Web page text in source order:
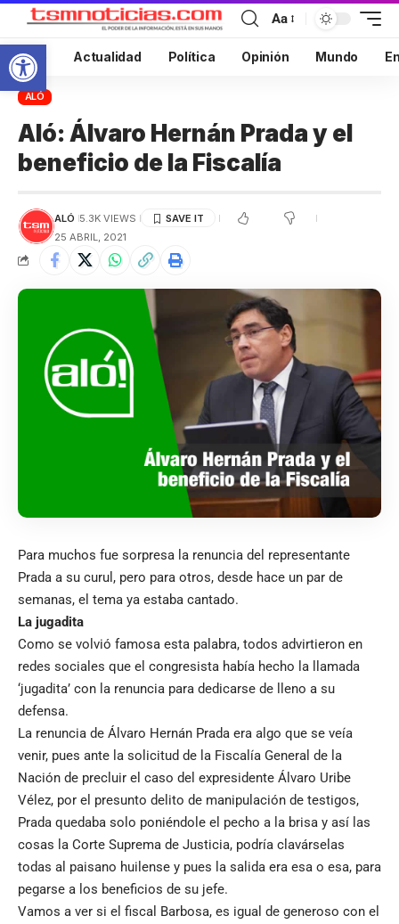
Abrir barra de herramientas
Aa
Inicio Actualidad Política Opinión Mundo
ALÓ
Aló: Álvaro Hernán Prada y el
beneficio de la Fiscalía
ALÓ 5.3K VIEWS
25 ABRIL, 2021
Para muchos fue sorpresa la renuncia del representante
Prada a su curul, pero para otros, desde hace un par de
semanas, el tema ya estaba cantado.
La jugadita
Como se volvió famosa esta palabra, todos advirtieron en
redes sociales que el congresista había hecho la llamada
‘jugadita’ con la renuncia para dedicarse de lleno a su
defensa.
La renuncia de Álvaro Hernán Prada era algo que se veía
venir, pues ante la solicitud de la Fiscalía General de la
Nación de precluir el caso del expresidente Álvaro Uribe
Vélez, por el presunto delito de manipulación de testigos,
Prada quedaba solo poniéndole el pecho a la brisa y así las
cosas la Corte Suprema de Justicia, podría clavárselas
todas al paisano huilense y pues la salida era esa o esa, para
pegarse a los beneficios de su jefe.
Vamos a ver si el fiscal Barbosa, es igual de generoso con el